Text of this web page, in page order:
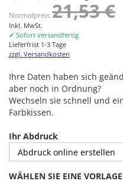
springen
Normalpreis 21,53 €
Inkl. MwSt.
✔ Sofort versandfertig
Lieferfrist 1-3 Tage
zzgl. Versandkosten
Ihre Daten haben sich
aber noch in Ordnung?
Wechseln sie schnell und
Farbkissen.
Ihr Abdruck
WÄHLEN SIE EINE